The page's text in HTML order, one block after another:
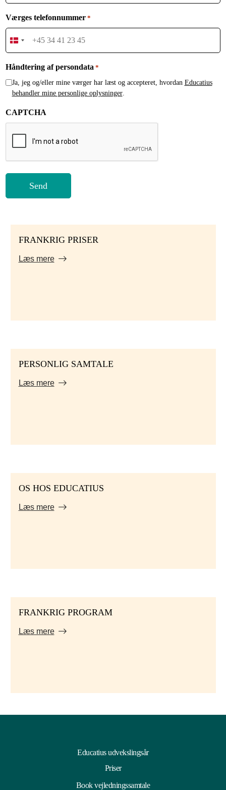
Værges telefonnummer *
Denmark
+45
Håndtering af persondata *
Ja, jeg og/eller mine værger har læst og accepteret, hvordan Educatius
behandler mine personlige oplysninger.
CAPTCHA
FRANKRIG PRISER
Læs mere
PERSONLIG SAMTALE
Læs mere
OS HOS EDUCATIUS
Læs mere
FRANKRIG PROGRAM
Læs mere
Educatius udvekslingsår
Priser
Book vejledningssamtale